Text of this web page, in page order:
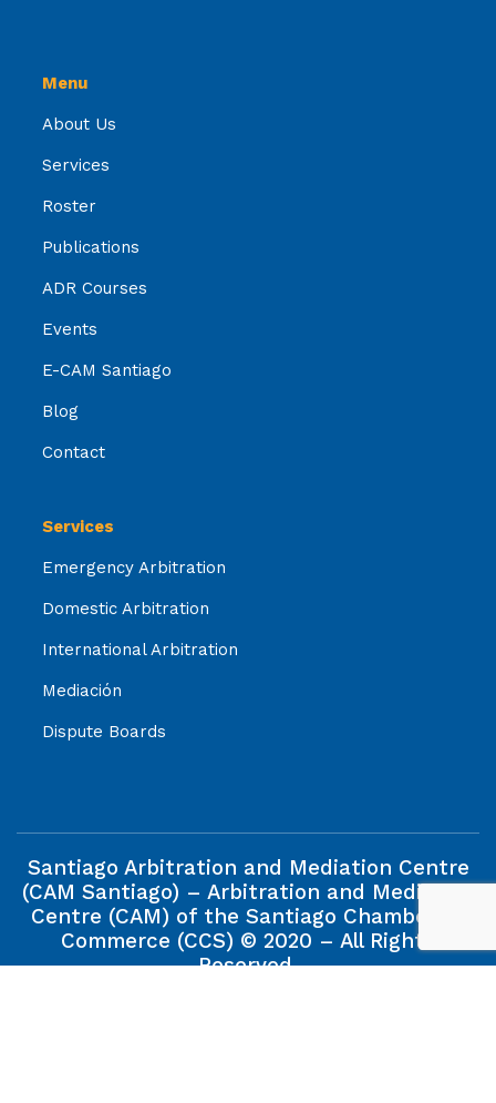
Menu
About Us
Services
Roster
Publications
ADR Courses
Events
E-CAM Santiago
Blog
Contact
Services
Emergency Arbitration
Domestic Arbitration
International Arbitration
Mediación
Dispute Boards
Santiago Arbitration and Mediation Centre
(CAM Santiago) – Arbitration and Mediation
Centre (CAM) of the Santiago Chamber of
Commerce (CCS) © 2020 – All Rights
Reserved.